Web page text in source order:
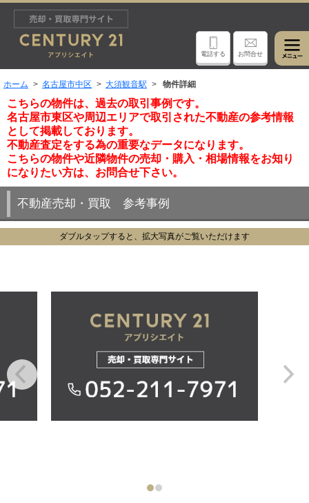
電話する お問合せ
ホーム 名古屋市中区 大須観音駅 物件詳細
こちらの物件は、過去の取引事例です。
名古屋市東区や周辺エリアで取引された不動産の参考情報
として掲載しております。
不動産査定をする為の重要なデータになります。
こちらの物件や近隣物件の売却・購入・相場情報をお知り
になりたい方は、お問合せ下さい。
不動産売却・買取 参考事例
ダブルタップすると、拡大写真がご覧いただけます